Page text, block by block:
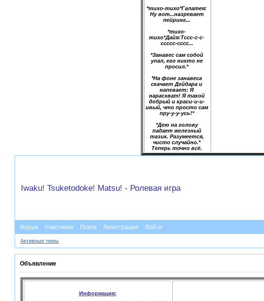
*тихо-тихо*Галатея:
Ну вот...назревает
пейринг...
*тихо-
тихо*Дайя:Тссс-с-с-
ссссс-сссс...
*Занавес сам собой
упал, его никто не
просил.*
*На фоне занавеса
скачает Дейдара и
напевает: Я
нарасхват! Я такой
добрый и краси-и-и-
ивый, что просто сам
пру-у-у-усь!*
*Дею на голову
падает железный
тазик. Разумеется,
чисто случайно.*
Теперь точно всё.
Iwaku! Tsuketodoke! Matsu! - Ролевая игра
Форум Участники Поиск Регистрация Войти
Активные темы
Объявление
Информация: